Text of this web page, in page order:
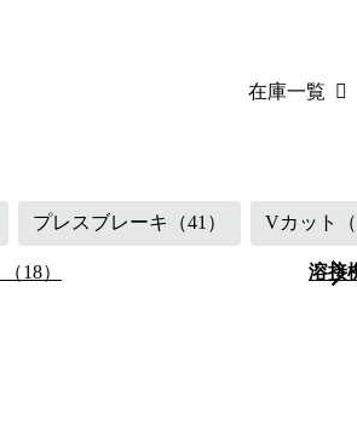
在庫一覧（18
プレスブレーキ （41） Vカット
（18） 溶接